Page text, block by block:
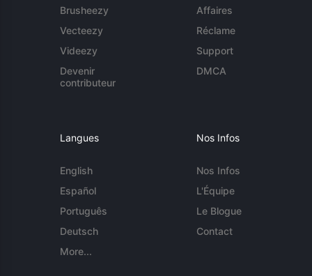
Brusheezy
Vecteezy
Videezy
Devenir
contributeur
Affaires
Réclame
Support
DMCA
Langues
English
Español
Português
Deutsch
More...
Nos Infos
Nos Infos
L'Équipe
Le Blogue
Contact